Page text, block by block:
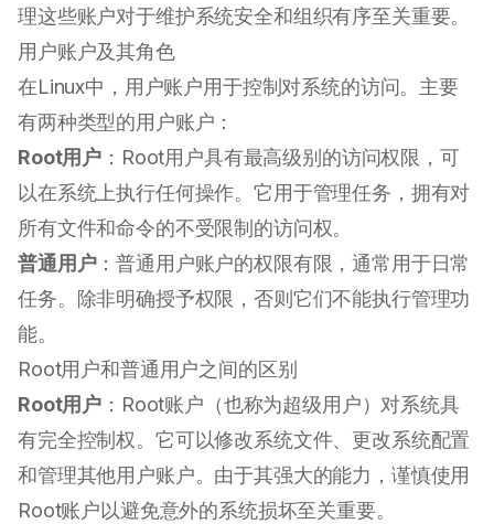
理这些账户对于维护系统安全和组织有序至关重要。
用户账户及其角色
在Linux中，用户账户用于控制对系统的访问。主要
有两种类型的用户账户：
Root用户 ：Root用户具有最高级别的访问权限，可
以在系统上执行任何操作。它用于管理任务，拥有对
所有文件和命令的不受限制的访问权。
普通用户：普通用户账户的权限有限，通常用于日常
任务。除非明确授予权限，否则它们不能执行管理功
能。
Root用户和普通用户之间的区别
Root用户 ：Root账户（也称为超级用户）对系统具
有完全控制权。它可以修改系统文件、更改系统配置
和管理其他用户账户。由于其强大的能力，谨慎使用
Root账户以避免意外的系统损坏至关重要。